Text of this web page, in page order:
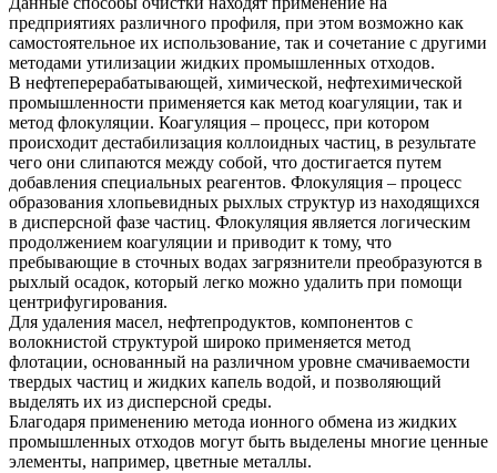
предприятиях различного профиля, при этом возможно как
самостоятельное их использование, так и сочетание с другими
методами утилизации жидких промышленных отходов.
В нефтеперерабатывающей, химической, нефтехимической
промышленности применяется как метод коагуляции, так и
метод флокуляции. Коагуляция – процесс, при котором
происходит дестабилизация коллоидных частиц, в результате
чего они слипаются между собой, что достигается путем
добавления специальных реагентов. Флокуляция – процесс
образования хлопьевидных рыхлых структур из находящихся
в дисперсной фазе частиц. Флокуляция является логическим
продолжением коагуляции и приводит к тому, что
пребывающие в сточных водах загрязнители преобразуются в
рыхлый осадок, который легко можно удалить при помощи
центрифугирования.
Для удаления масел, нефтепродуктов, компонентов с
волокнистой структурой широко применяется метод
флотации, основанный на различном уровне смачиваемости
твердых частиц и жидких капель водой, и позволяющий
выделять их из дисперсной среды.
Благодаря применению метода ионного обмена из жидких
промышленных отходов могут быть выделены многие ценные
элементы, например, цветные металлы.